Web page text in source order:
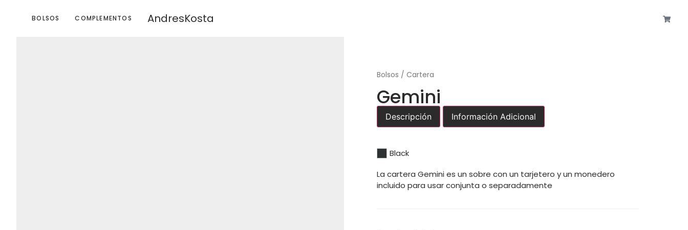
BOLSOS COMPLEMENTOS AndresKosta
Bolsos / Cartera
Gemini
Descripción Información Adicional
Black
La cartera Gemini es un sobre con un tarjetero y un monedero
incluido para usar conjunta o separadamente